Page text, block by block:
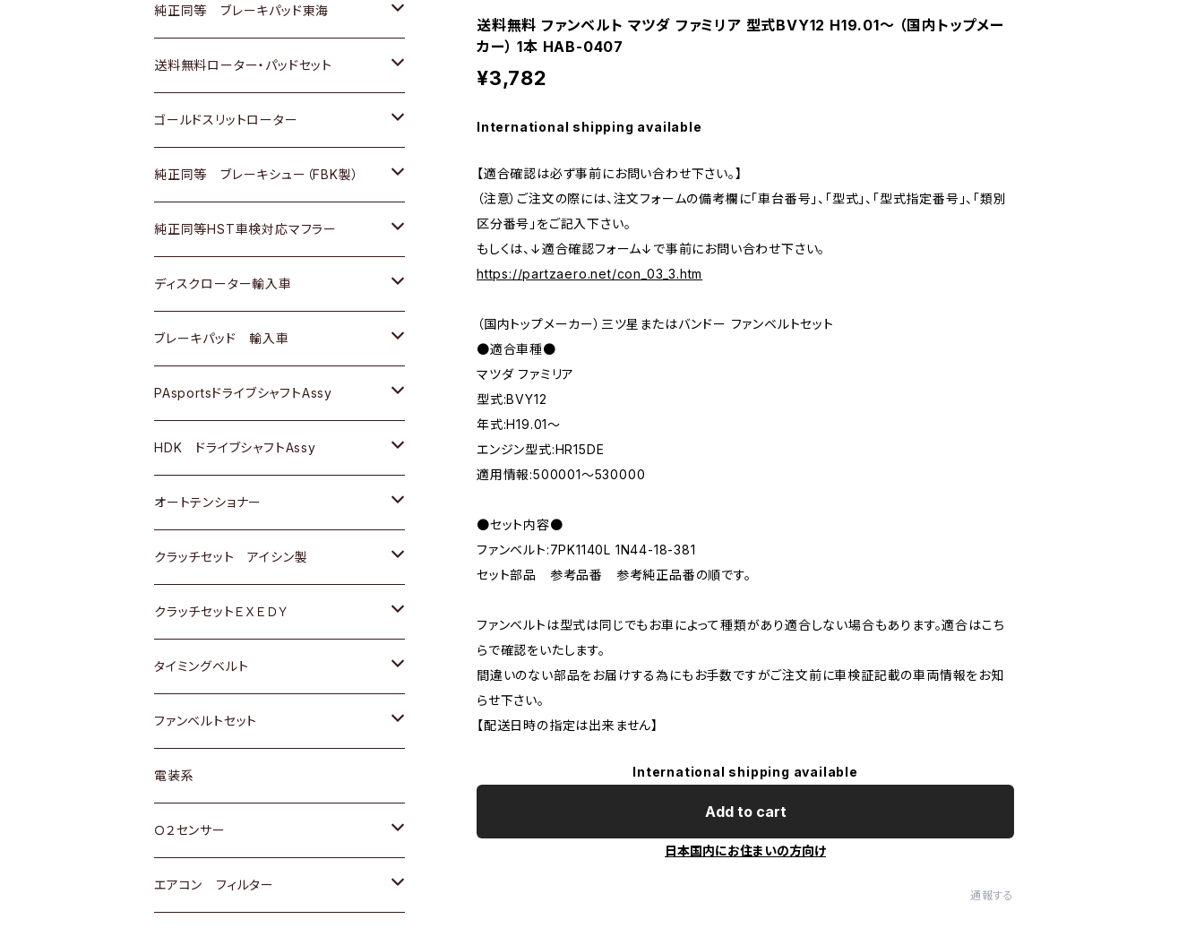
送料無料 ファンベルト マツダ ファミリア 型式BVY12 H19.01～ （国内トップメー
カー） 1本 HAB-0407
¥3,782
International shipping available
【適合確認は必ず事前にお問い合わせ下さい。】
（注意）ご注文の際には、注文フォームの備考欄に「車台番号」、「型式」、「型式指定番号」、「類別
区分番号」をご記入下さい。
もしくは、↓適合確認フォーム↓で事前にお問い合わせ下さい。
https://partzaero.net/con_03_3.htm
（国内トップメーカー）三ツ星またはバンドー ファンベルトセット
●適合車種●
マツダ ファミリア
型式:BVY12
年式:H19.01～
エンジン型式:HR15DE
適用情報:500001～530000
●セット内容●
ファンベルト:7PK1140L 1N44-18-381
セット部品 参考品番 参考純正品番の順です。
ファンベルトは型式は同じでもお車によって種類があり適合しない場合もあります。適合はこち
らで確認をいたします。
間違いのない部品をお届けする為にもお手数ですがご注文前に車検証記載の車両情報をお知
らせ下さい。
【配送日時の指定は出来ません】
International shipping available
Add to cart
日本国内にお住まいの方向け
通報する
スバル
日野
三菱ふそう
ＢＭＷ
三菱
日野
三菱ふそう
日野
三菱ふそう
その他
マツダ
三菱
スバル
いすゞ
ダイハツ
マツダ
三菱
スバル
ダイハツ
マツダ
三菱
スズキ
日産
ダイハツ
マツダ
三菱
スバル
ホンダ
スズキ
日産
いすゞ
ダイハツ
マツダ
三菱
スバル
ＢＥＮＺ
トヨタ
ホンダ
スズキ
日産
ダイハツ
マツダ
三菱
スバル
純正同等 ブレーキパッド東海
トヨタ
ホンダ
日産
いすゞ
ダイハツ
マツダ
三菱
スバル
送料無料ローター・パッドセット
トヨタ
ホンダ
スズキ
日産
ダイハツ
マツダ
三菱
スバル
ゴールドスリットローター
トヨタ
ホンダ
スズキ
日産
ダイハツ
マツダ
三菱
スバル
純正同等 ブレーキシュー（FBK製）
ホンダ
スズキ
日産
ダイハツ
マツダ
三菱
スバル
純正同等HST車検対応マフラー
トヨタ
ホンダ
スズキ
日産
いすゞ
ダイハツ
マツダ
三菱
スバル
日野
ディスクローター輸入車
ＡＵＤＩ
ＢＥＮＺ
ＢＭＷ
GOLF
ＷＡＧＥＮ
アストロ（シボレー）
クライスラー
ブレーキパッド 輸入車
ＢＥＮＺ
ＢＭＷ
ＷＡＧＥＮ
ＶＯＬＶＯ
PAsportsドライブシャフトAssy
トヨタ
ホンダ
スズキ
日産
ダイハツ
マツダ
三菱
スバル
HDK ドライブシャフトAssy
スズキ
ダイハツ
日産
ホンダ
マツダ
オートテンショナー
トヨタ
クラッチセット アイシン製
ホンダ
スズキ
ダイハツ
マツダ
三菱
スバル
クラッチセットＥＸＥＤＹ
ホンダ
スズキ
日産
ダイハツ
マツダ
タイミングベルト
トヨタ
スズキ
ダイハツ
三菱
ファンベルトセット
トヨタ
ホンダ
スズキ
電装系
Ｏ２センサー
トヨタ
エアコン フィルター